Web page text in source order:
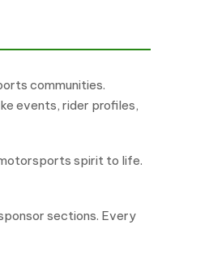
communities.
events, rider profiles,
spirit to life.
sections. Every